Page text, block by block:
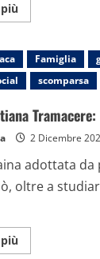
informazioni
mamma
Tatiana
Tramacere:
casa”
Famiglia
scomparsa
Tramacere:
2 Dicembre
adottata da
oltre a
informazioni